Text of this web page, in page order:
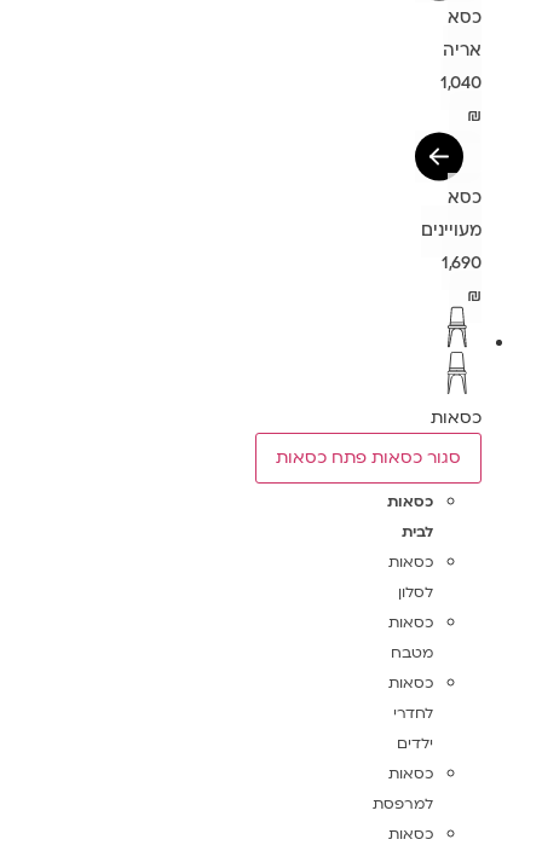
כסא
אריה
1,040
₪
כסא
מעויינים
1,690
₪
כסאות
סגור כסאות פתח כסאות
כסאות
לבית
כסאות
לסלון
כסאות
מטבח
כסאות
לחדרי
ילדים
כסאות
למרפסת
כסאות